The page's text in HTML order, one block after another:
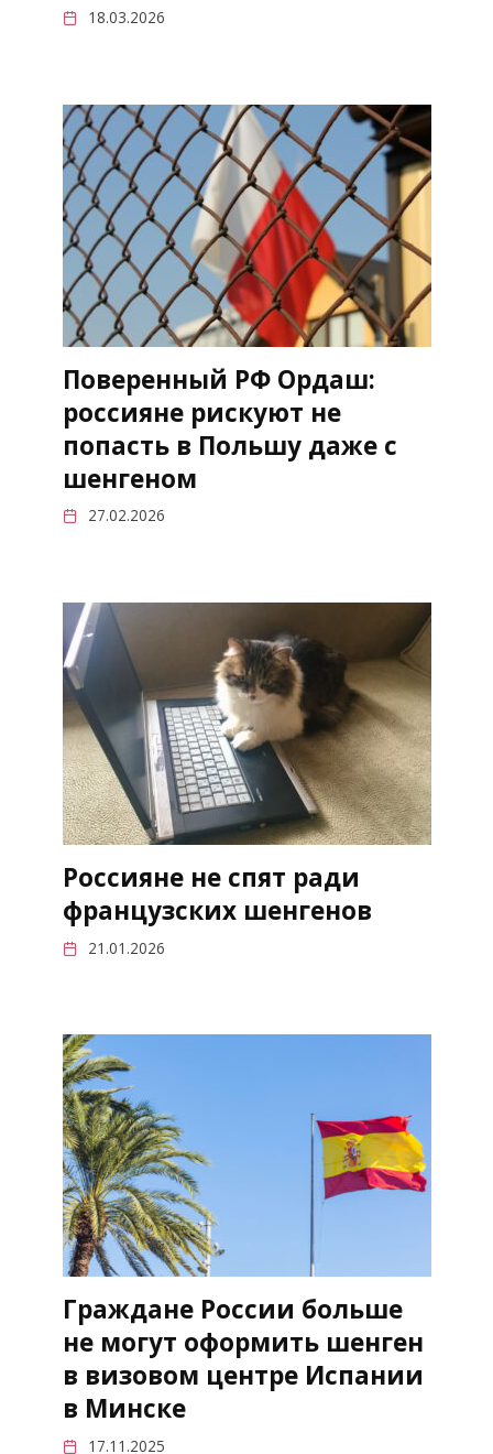
18.03.2026
Поверенный РФ Ордаш:
россияне рискуют не
попасть в Польшу даже с
шенгеном
27.02.2026
Россияне не спят ради
французских шенгенов
21.01.2026
Граждане России больше
не могут оформить шенген
в визовом центре Испании
в Минске
17.11.2025